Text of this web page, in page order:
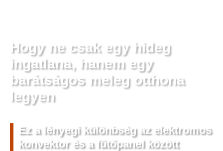
Hogy ne csak egy hideg
ingatlana, hanem egy
barátságos meleg otthona
legyen
Ez a lényegi különbség az elektromos
konvektor és a fűtőpanel között